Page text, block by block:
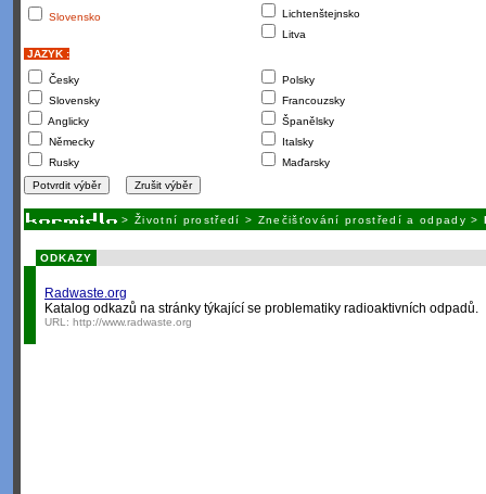
Slovensko
Lichtenštejnsko
Litva
JAZYK :
Česky
Slovensky
Anglicky
Německy
Rusky
Polsky
Francouzsky
Španělsky
Italsky
Maďarsky
> Životní prostředí > Znečišťování prostředí a odpady >
ODKAZY
Radwaste.org
Katalog odkazů na stránky týkající se problematiky radioaktivních odpadů.
URL: http://www.radwaste.org